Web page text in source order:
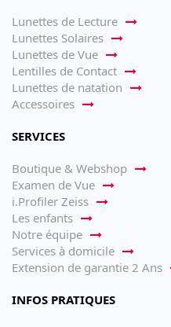
Lunettes de Lecture
Lunettes Solaires
Lunettes de Vue
Lentilles de Contact
Lunettes de natation
Accessoires
SERVICES
Boutique & Webshop
Examen de Vue
i.Profiler Zeiss
Les enfants
Notre équipe
Services à domicile
Extension de garantie 2 Ans
INFOS PRATIQUES